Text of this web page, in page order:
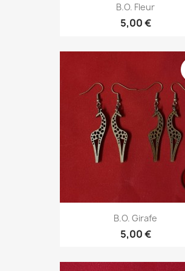
B.O. Fleur
5,00 €
B.O. Girafe
5,00 €